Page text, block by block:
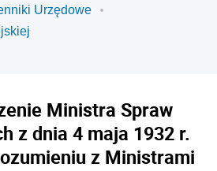
Urzędowe
Ministra Spraw
z dnia 4 maja 1932 r.
z Ministrami